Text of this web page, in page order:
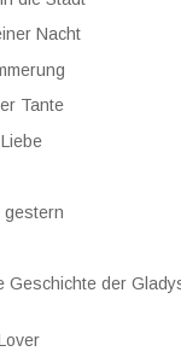
Nacht
Tante
gestern
Geschichte der